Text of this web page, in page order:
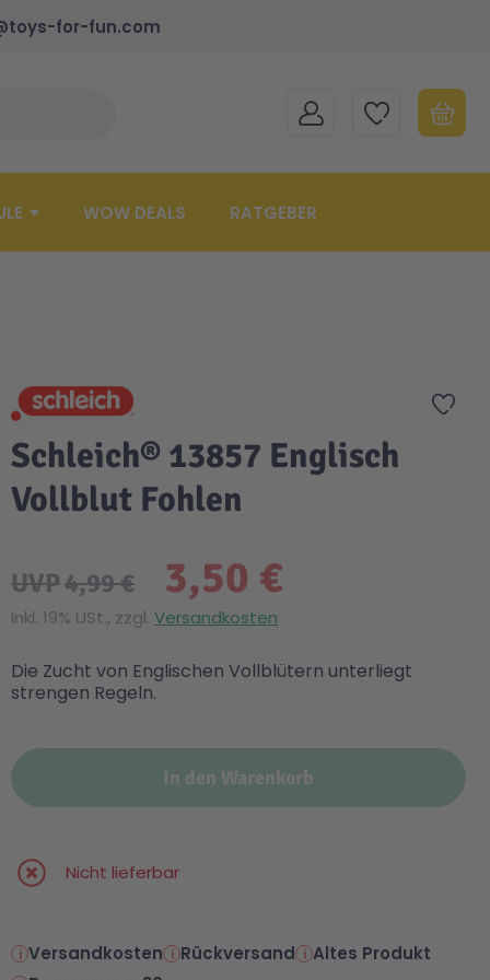
for-fun.com
MEIN KONTOMEINE WUNSCHLISTE
WOW DEALS RATGEBER
Zur
Schleich® 13857 Englisch
Vollblut Fohlen
3,50 €
UVP4,99 €
Inkl. 19% USt., zzgl. Versandkosten
Die Zucht von Englischen Vollblütern unterliegt
strengen Regeln.
In den Warenkorb
Nicht lieferbar
Versandkosten Rückversand
Altes Produkt